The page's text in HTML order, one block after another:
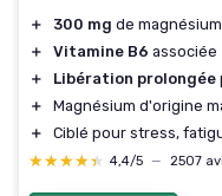
＋ 300 mg de magnésium
＋
Vitamine B6 associée
＋
Libération prolongée
＋
Magnésium d'origine
＋
Ciblé pour stress,
★★★★★
★★★★★ 4,4/5 — 2507